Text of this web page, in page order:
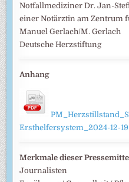
Notfallmediziner Dr. Jan-
einer Notärztin am Zentrum
Manuel Gerlach/M. Gerlach
Deutsche Herzstiftung
Anhang
Ersthelfersystem_2024-12-19
Merkmale dieser
Journalisten